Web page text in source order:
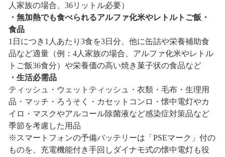
人家族の場合、36リットル必要）
・無加熱でも食べられるアルファ化米やレトルトご飯・
食品
1日につき1人あたり3食を3日分、他に缶詰や栄養補助食
品など適量（例：4人家族の場合、アルファ化米やレトル
トご飯36食分）や栄養価の高い焼き菓子状の食品など
・生活必需品
ティッシュ・ウェットティッシュ・衣類・毛布・生理用
品・マッチ・ろうそく・カセットコンロ・懐中電灯やカ
イロ・マスクやアルコール除菌液など感染症対策品など
季節を考慮した用品
※スマートフォンの予備バッテリーは「PSEマーク」付の
ものを、充電機能付き手回しダイナモ式の懐中電灯も役